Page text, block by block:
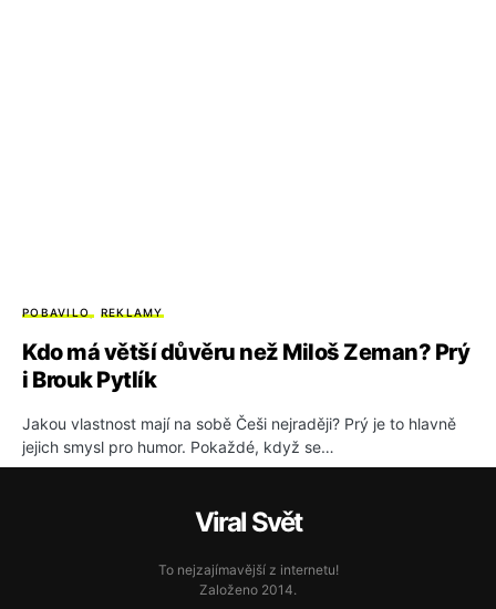
POBAVILO REKLAMY
Kdo má větší důvěru než Miloš Zeman? Prý
i Brouk Pytlík
Jakou vlastnost mají na sobě Češi nejraději? Prý je to hlavně
jejich smysl pro humor. Pokaždé, když se…
Viral Svět
To nejzajímavější z internetu!
Založeno 2014.